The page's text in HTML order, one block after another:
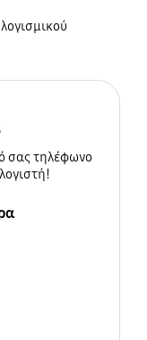
σας τηλέφωνο